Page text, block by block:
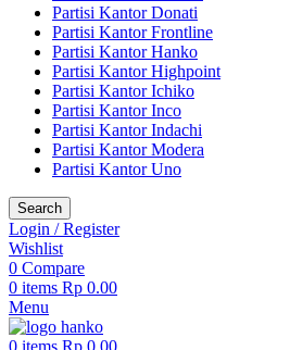
Partisi Kantor Donati
Partisi Kantor Frontline
Partisi Kantor Hanko
Partisi Kantor Highpoint
Partisi Kantor Ichiko
Partisi Kantor Inco
Partisi Kantor Indachi
Partisi Kantor Modera
Partisi Kantor Uno
Search
Login / Register
Wishlist
0 Compare
0 items Rp 0.00
Menu
0 items Rp 0.00